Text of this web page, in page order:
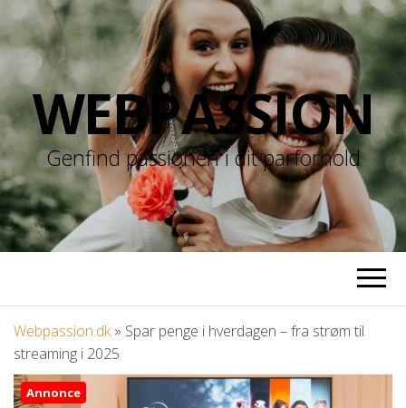
WEBPASSION
Genfind passionen i dit parforhold
Webpassion.dk» Spar penge i hverdagen – fra strøm til
streaming i 2025
Annonce